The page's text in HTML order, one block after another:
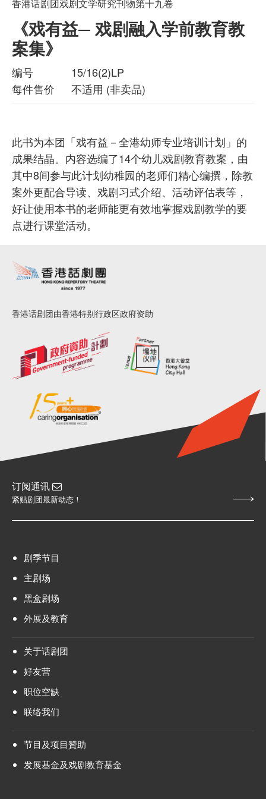
香港话剧团戏剧文学研究刊物第十九卷
《戏有益─ 戏剧融入学前教育教
案集》
编号
15/16(2)LP
每件售价
不适用 (非卖品)
此书为本团「戏有益－全港幼师专业培训计划」的
成果结晶。内容选编了14个幼儿戏剧教育教案，由
其中8间参与此计划幼稚园的老师们精心编撰，除教
案外更配合导读、戏剧习式介绍、活动评估表等，
好让使用本书的老师能更有效地掌握戏剧教学的要
点进行课堂活动。
香港话剧团由香港特别行政区政府资助
订阅通讯
紧贴剧团最新动态！
剧季节目
主剧场
黑盒剧场
外展及教育
关于话剧团
好友营
职位空缺
联络我们
节目及项目贊助
发展基金及戏剧教育基金